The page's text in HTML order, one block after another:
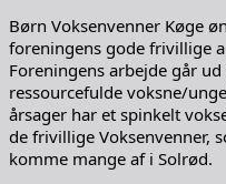
Børn Voksenvenner Køge
foreningens gode frivillige
Foreningens arbejde går
ressourcefulde voksne/
årsager har et spinkelt
de frivillige Voksenvenner,
komme mange af i Solrød.